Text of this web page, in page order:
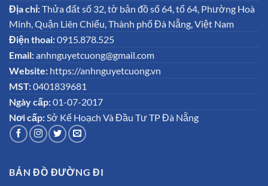
Địa chỉ:Thửa đất số 32, tờ bản đồ số 64, tổ 64, Phường Hoà
Minh, Quận Liên Chiểu, Thành phố Đà Nẵng, Việt Nam
Điện thoai:0915.878.525
Email:anhnguyetcuong@gmail.com
Website: https://anhnguyetcuong.vn
MST:0401839681
Ngày cấp:01-07-2017
Nơi cấp:Sở Kế Hoạch Và Đầu Tư TP Đà Nẵng
BẢN ĐỒ ĐƯỜNG ĐI